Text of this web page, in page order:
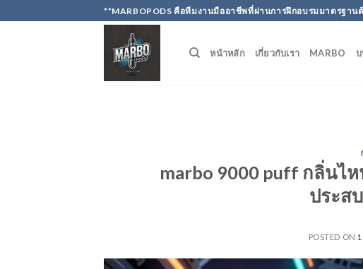
to
**MARBOPODS คือทีมงานมืออาชีพที่ผ่านการฝึกอบรมมาตรฐา
หน้าหลัก เกี่ยวกับเรา MARBO
marbo 9000 puff กลิ่น
ประส
POSTED ON